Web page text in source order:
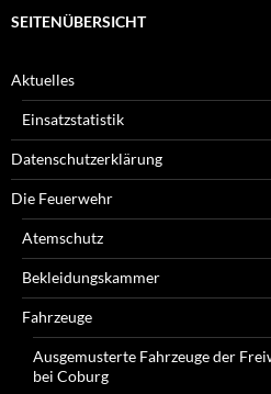
SEITENÜBERSICHT
Aktuelles
Einsatzstatistik
Datenschutzerklärung
Die Feuerwehr
Atemschutz
Bekleidungskammer
Fahrzeuge
Ausgemusterte Fahrzeuge der
bei Coburg